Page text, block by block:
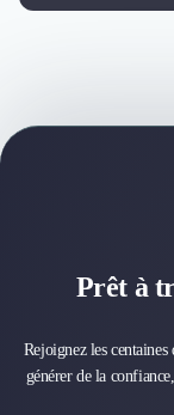
Logiciel Marketing
Subventions & Aides
Levée de fonds
Transactions Services
Restructuring
Droit du Travail
Propriété
Prêt à
Rejoignez les
générer de la